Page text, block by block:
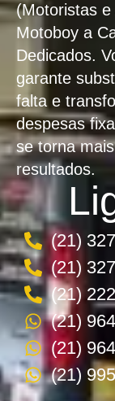
(Motoristas
Motoboy a
Dedicados.
garante
falta e
despesas
se torna
resultados.
(21)
(21)
(21)
(21)
(21)
(21)